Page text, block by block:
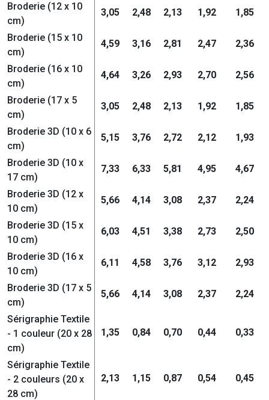
Broderie (12 x 10
cm)
3,05 2,48 2,13 1,92 1,85
Broderie (15 x 10
cm)
4,59 3,16 2,81 2,47 2,36
Broderie (16 x 10
cm)
4,64 3,26 2,93 2,70 2,56
Broderie (17 x 5
cm)
3,05 2,48 2,13 1,92 1,85
Broderie 3D (10 x 6
cm)
5,15 3,76 2,72 2,12 1,93
Broderie 3D (10 x
17 cm)
7,33 6,33 5,81 4,95 4,67
Broderie 3D (12 x
10 cm)
5,66 4,14 3,08 2,37 2,24
Broderie 3D (15 x
10 cm)
6,03 4,51 3,38 2,73 2,50
Broderie 3D (16 x
10 cm)
6,11 4,58 3,76 3,12 2,93
Broderie 3D (17 x 5
cm)
5,66 4,14 3,08 2,37 2,24
Sérigraphie Textile
- 1 couleur (20 x 28
cm)
1,35 0,84 0,70 0,44 0,33
Sérigraphie Textile
- 2 couleurs (20 x
28 cm)
2,13 1,15 0,87 0,54 0,45